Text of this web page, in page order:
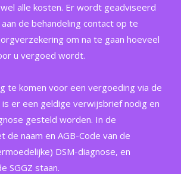
alle kosten. Er wordt geadviseerd
de behandeling contact op te
om na te gaan hoeveel
u vergoed wordt.
te komen voor een vergoeding via de
er een geldige verwijsbrief nodig en
gesteld worden. In de
de naam en AGB-Code van de
DSM-diagnose, en
SGGZ staan.